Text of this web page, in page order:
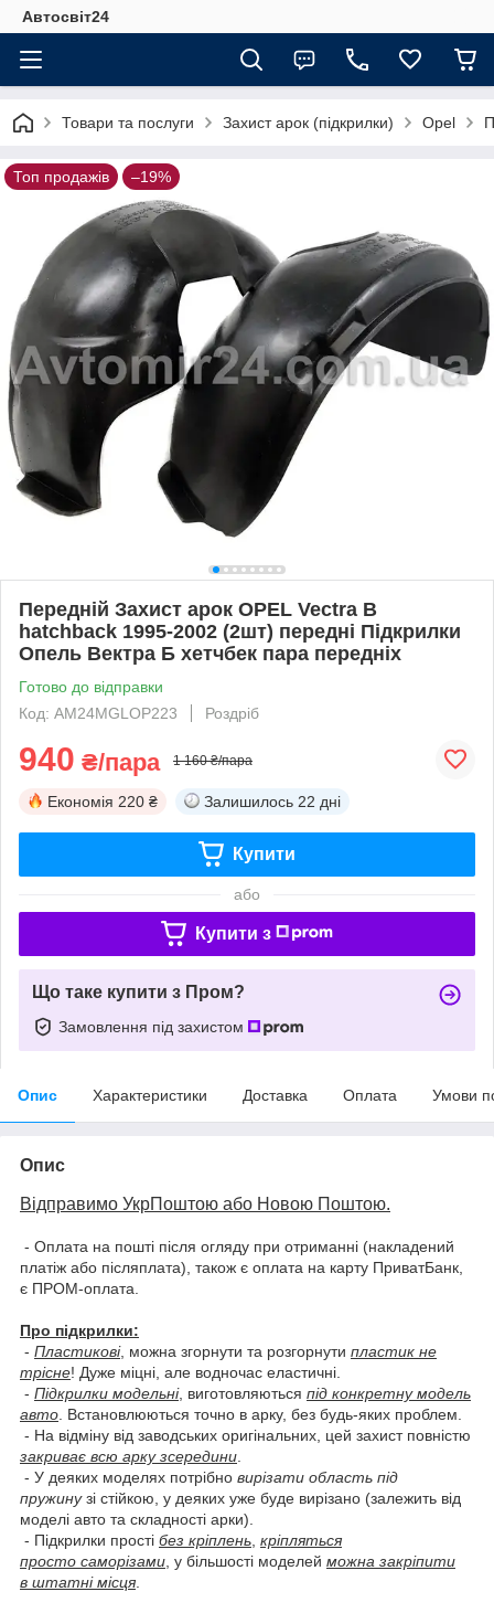
Автосвіт24
Товари та послуги Захист арок (підкрилки) Opel
Топ продажів –19%
Передній Захист арок OPEL Vectra B
hatchback 1995-2002 (2шт) передні Підкрилки
Опель Вектра Б хетчбек пара передніх
Готово до відправки
Код: AM24MGLOP223
Роздріб
940 ₴/пара 1 160 ₴/пара
Економія 220 ₴ Залишилось 22 дні
Купити
або
Купити з
Що таке купити з Пром?
Замовлення під захистом
Опис Характеристики Доставка Оплата Умови
Опис
Відправимо УкрПоштою або Новою Поштою.
- Оплата на пошті після огляду при отриманні (накладений
платіж або післяплата), також є оплата на карту ПриватБанк,
є ПРОМ-оплата.
Про підкрилки:
- Пластикові, можна згорнути та розгорнути пластик не
трісне! Дуже міцні, але водночас еластичні.
- Підкрилки модельні, виготовляються під конкретну модель
авто . Встановлюються точно в арку, без будь-яких проблем.
- На відміну від заводських оригінальних, цей захист повністю
закриває всю арку зсередини
- У деяких моделях потрібно вирізати область під
пружинузі стійкою, у деяких уже буде вирізано (залежить від
моделі авто та складності арки).
- Підкрилки прості без кріплень кріпляться
просто саморізами , у більшості моделей можна закріпити
в штатні місця